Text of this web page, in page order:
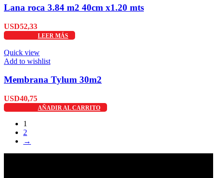
Lana roca 3.84 m2 40cm x1.20 mts
USD52,33
LEER MÁS
Quick view
Add to wishlist
Membrana Tylum 30m2
USD40,75
AÑADIR AL CARRITO
1
2
→